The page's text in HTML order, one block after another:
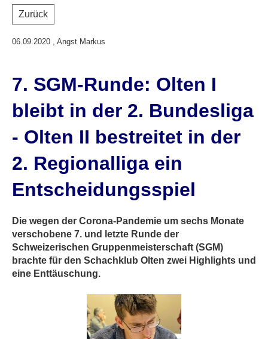
Zurück
06.09.2020 , Angst Markus
7. SGM-Runde: Olten I
bleibt in der 2. Bundesliga
- Olten II bestreitet in der
2. Regionalliga ein
Entscheidungsspiel
Die wegen der Corona-Pandemie um sechs Monate
verschobene 7. und letzte Runde der
Schweizerischen Gruppenmeisterschaft (SGM)
brachte für den Schachklub Olten zwei Highlights und
eine Enttäuschung.